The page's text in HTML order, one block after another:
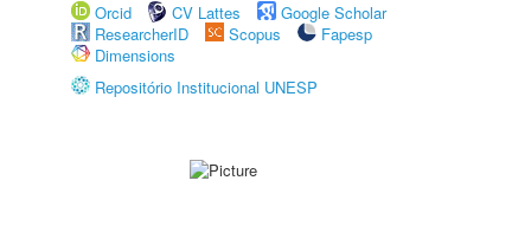
Orcid
CV Lattes
Google Scholar
ResearcherID
Scopus
Fapesp
Dimensions
Repositório Institucional UNESP